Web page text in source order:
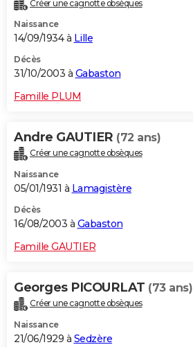
Créer une cagnotte obsèques
Naissance
14/09/1934 à Lille
Décès
31/10/2003 à Gabaston
Famille PLUM
Andre GAUTIER (72 ans)
Créer une cagnotte obsèques
Naissance
05/01/1931 à Lamagistère
Décès
16/08/2003 à Gabaston
Famille GAUTIER
Georges PICOURLAT (73 ans)
Créer une cagnotte obsèques
Naissance
21/06/1929 à Sedzère